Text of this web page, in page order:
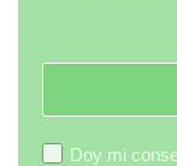
Doy mi